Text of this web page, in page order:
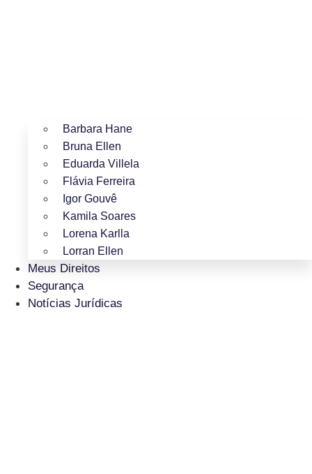
Barbara Hane
Bruna Ellen
Eduarda Villela
Flávia Ferreira
Igor Gouvê
Kamila Soares
Lorena Karlla
Lorran Ellen
Meus Direitos
Segurança
Notícias Jurídicas